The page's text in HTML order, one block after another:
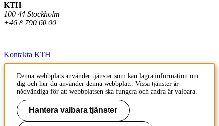
KTH
100 44 Stockholm
+46 8 790 60 00
Kontakta KTH
Jobba på KTH
Press och media
Faktura och betalning KTH
Denna webbplats använder tjänster som kan lagra information om
dig och hur du använder denna webbplats. Vissa tjänster är
nödvändiga för att webbplatsen ska fungera och andra är valbara.
Hantera valbara tjänster